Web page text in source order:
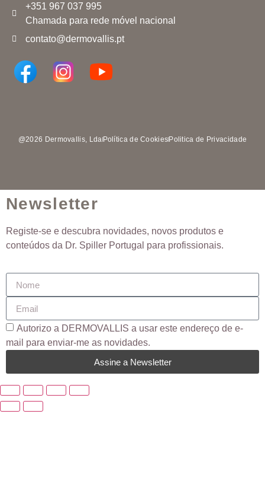
+351 967 037 995
Chamada para rede móvel nacional
contato@dermovallis.pt
@2026 Dermovallis, LdaPolítica de CookiesPolitica de Privacidade
Newsletter
Registe-se e descubra novidades, novos produtos e
conteúdos da Dr. Spiller Portugal para profissionais.
Autorizo ​​a DERMOVALLIS a usar este endereço de e-
mail para enviar-me as novidades.
Assine a Newsletter